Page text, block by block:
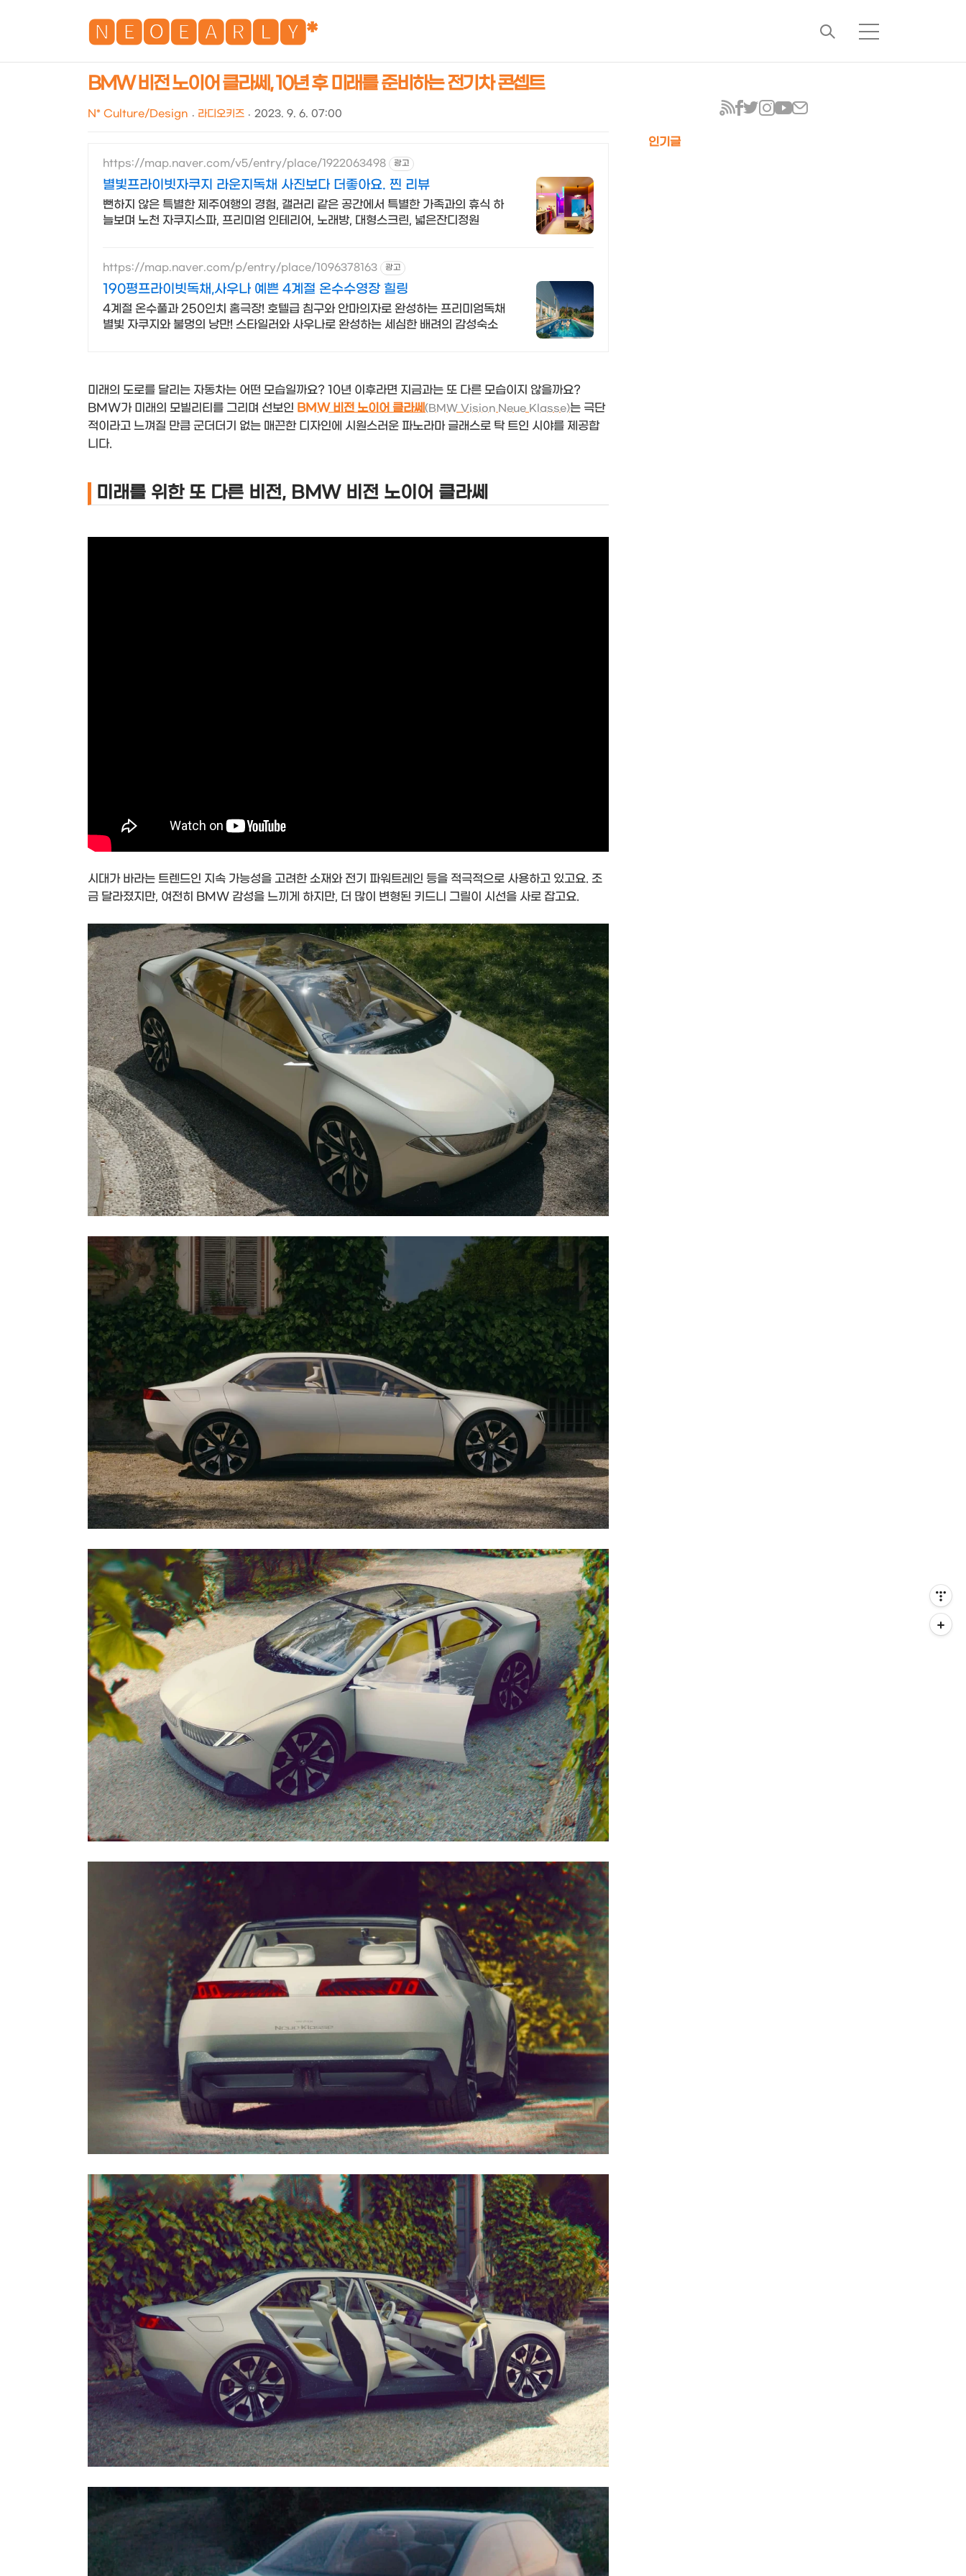
🅽🅴🅾🅴🅰🆁🅻🆈*NEOEARLY*
검
메
BMW 비전 노이어 클라쎄, 10년 후 미래를 준비하는 전기차 콘셉트
N* Culture/Design 라디오키즈 2023. 9. 6. 07:00
https://map.naver.com/v5/entry/place/1922063498 광고
별빛프라이빗자쿠지 라운지독채 사진보다 더좋아요. 찐 리뷰
뻔하지 않은 특별한 제주여행의 경험, 갤러리 같은 공간에서 특별한 가족과의 휴식 하
늘보며 노천 자쿠지스파, 프리미엄 인테리어, 노래방, 대형스크린, 넓은잔디정원
https://map.naver.com/p/entry/place/1096378163 광고
190평프라이빗독채,사우나 예쁜 4계절 온수수영장 힐링
4계절 온수풀과 250인치 홈극장! 호텔급 침구와 안마의자로 완성하는 프리미엄독채
별빛 자쿠지와 불멍의 낭만! 스타일러와 사우나로 완성하는 세심한 배려의 감성숙소
미래의 도로를 달리는 자동차는 어떤 모습일까요? 10년 이후라면 지금과는 또 다른 모습이지 않을까요?
BMW가 미래의 모빌리티를 그리며 선보인 BMW 비전 노이어 클라쎄 (BMW Vision Neue Klasse)는 극단
적이라고 느껴질 만큼 군더더기 없는 매끈한 디자인에 시원스러운 파노라마 글래스로 탁 트인 시야를 제공합
니다.
미래를 위한 또 다른 비전, BMW 비전 노이어 클라쎄
시대가 바라는 트렌드인 지속 가능성을 고려한 소재와 전기 파워트레인 등을 적극적으로 사용하고 있고요. 조
금 달라졌지만, 여전히 BMW 감성을 느끼게 하지만, 더 많이 변형된 키드니 그릴이 시선을 사로 잡고요.
인기글